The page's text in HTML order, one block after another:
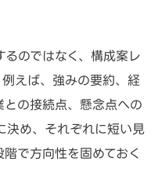
のではなく、構成案レ
えば、強みの要約、経
の接続点、懸念点への
決め、それぞれに短い見
で方向性を固めておく